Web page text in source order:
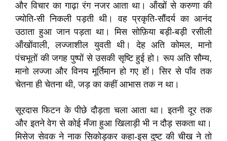
और विचार का गाढ़ा रंग नजर आता था। ऑंखों से करुणा की
ज्योति-सी निकली पड़ती थी। वह प्रकृति-सौंदर्य का आनंद
उठाता हुआ जान पड़ता था। मिस सोफ़िया बड़ी-बड़ी रसीली
ऑंखोंवाली, लज्जाशील युवती थी। देह अति कोमल, मानो
पंचभूतों की जगह पुष्पों से उसकी सृष्टि हुई हो। रूप अति सौम्य,
मानो लज्जा और विनय मूर्तिमान हो गए हों। सिर से पाँव तक
चेतना ही चेतना थी, जड़ का कहीं आभास तक न था।
सूरदास फिटन के पीछे दौड़ता चला आता था। इतनी दूर तक
और इतने वेग से कोई मँजा हुआ खिलाड़ी भी न दौड़ सकता था।
मिसेज सेवक ने नाक सिकोड़कर कहा-इस दुष्ट की चीख ने तो